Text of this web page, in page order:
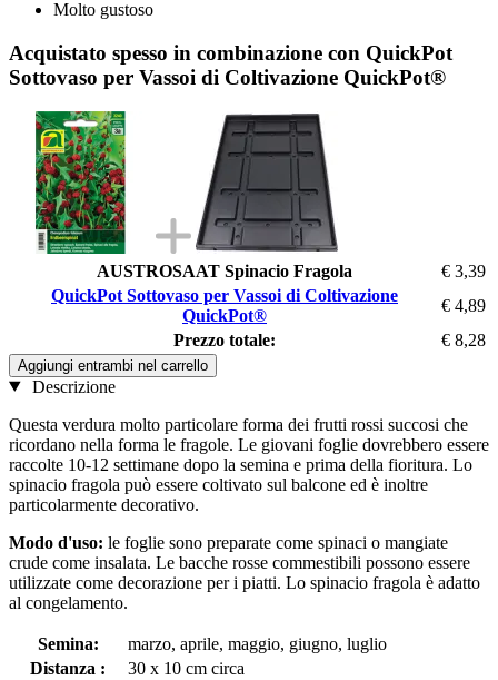
Molto gustoso
Acquistato spesso in combinazione con QuickPot
Sottovaso per Vassoi di Coltivazione QuickPot®
AUSTROSAAT Spinacio Fragola
€ 3,39
QuickPot Sottovaso per Vassoi di Coltivazione
QuickPot®
€ 4,89
Prezzo totale:
€ 8,28
Aggiungi entrambi nel carrello
Descrizione
Questa verdura molto particolare forma dei frutti rossi succosi che
ricordano nella forma le fragole. Le giovani foglie dovrebbero essere
raccolte 10-12 settimane dopo la semina e prima della fioritura. Lo
spinacio fragola può essere coltivato sul balcone ed è inoltre
particolarmente decorativo.
Modo d'uso: le foglie sono preparate come spinaci o mangiate
crude come insalata. Le bacche rosse commestibili possono essere
utilizzate come decorazione per i piatti. Lo spinacio fragola è adatto
al congelamento.
Semina:
marzo, aprile, maggio, giugno, luglio
Distanza :
30 x 10 cm circa